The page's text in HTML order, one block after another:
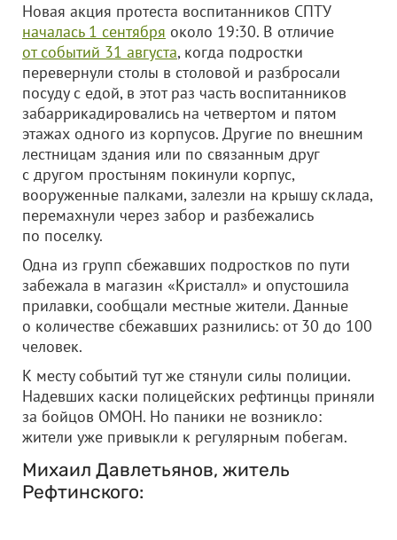
Новая акция протеста воспитанников СПТУ
началась 1 сентября около 19:30. В отличие
от событий 31 августа, когда подростки
перевернули столы в столовой и разбросали
посуду с едой, в этот раз часть воспитанников
забаррикадировались на четвертом и пятом
этажах одного из корпусов. Другие по внешним
лестницам здания или по связанным друг
с другом простыням покинули корпус,
вооруженные палками, залезли на крышу склада,
перемахнули через забор и разбежались
по поселку.
Одна из групп сбежавших подростков по пути
забежала в магазин «Кристалл» и опустошила
прилавки, сообщали местные жители. Данные
о количестве сбежавших разнились: от 30 до 100
человек.
К месту событий тут же стянули силы полиции.
Надевших каски полицейских рефтинцы приняли
за бойцов ОМОН. Но паники не возникло:
жители уже привыкли к регулярным побегам.
Михаил Давлетьянов, житель
Рефтинского: